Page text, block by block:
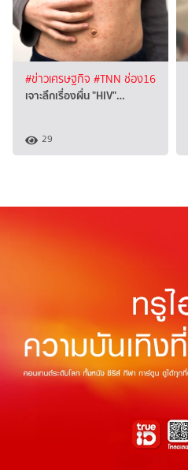
#ข่าวเศรษฐกิจ #TNN ช่อง16
เจาะลึกเรื่องผื่น "HIV"…
29